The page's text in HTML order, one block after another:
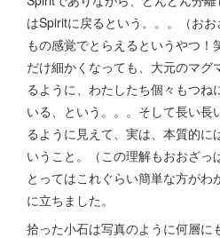
はSpiritに戻るという。。。（お
もの感覚でとらえるというやつ
だけ細かくなっても、大元のマグ
るように、わたしたち個々もつね
いる、という。。。そして長い長
るように見えて、実は、本質的に
いうこと。（この理解もおおざっ
とってはこれぐらい簡単な方が
に立ちました。
拾った小石は写真のように何層に